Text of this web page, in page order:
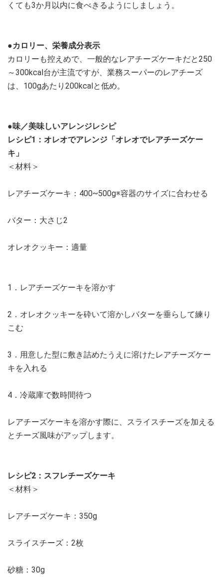
くても3か月以内に食べきるようにしましょう。
●カロリー、栄養成分表示
カロリーも控えめで、一般的なレアチーズケーキだと250
～300kcal台が主流ですが、業務スーパーのレアチーズ
は、100gあたり200kcalと低め。
●味／美味しいアレンジレシピ
レシピ1：オレオでアレンジ「オレオでレアチーズケー
キ」
＜材料＞
レアチーズケーキ：400~500g※容器のサイズに合わせる
バター：大さじ2
オレオクッキー：適量
1．レアチーズケーキを溶かす
2．オレオクッキーを砕いて溶かしバターを垂らして練り
こむ
3．用意した型に敷き詰めたうえに溶けたレアチーズケー
キを入れる
4．冷蔵庫で数時間待つ
レアチーズケーキを溶かす際に、スライスチーズを加える
とチーズ風味がアップします。
レシピ2：スフレチーズケーキ
＜材料＞
レアチーズケーキ：350g
スライスチーズ：2枚
砂糖：30g